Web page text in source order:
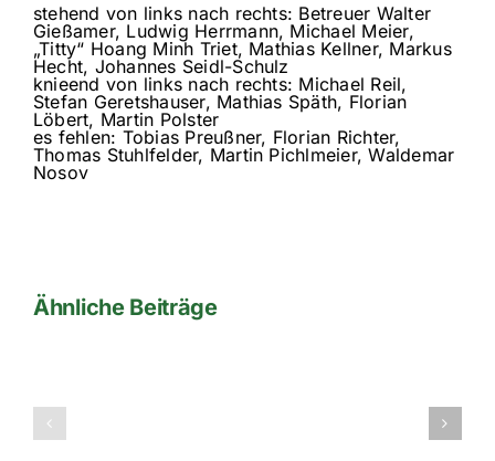
stehend von links nach rechts: Betreuer Walter
Gießamer, Ludwig Herrmann, Michael Meier,
„Titty“ Hoang Minh Triet, Mathias Kellner, Markus
Hecht, Johannes Seidl-Schulz
knieend von links nach rechts: Michael Reil,
Stefan Geretshauser, Mathias Späth, Florian
Löbert, Martin Polster
es fehlen: Tobias Preußner, Florian Richter,
Thomas Stuhlfelder, Martin Pichlmeier, Waldemar
Nosov
Ähnliche Beiträge
Mannschaft